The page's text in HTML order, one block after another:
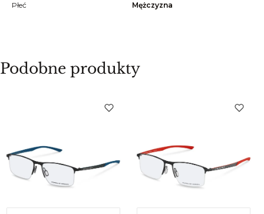
Płeć Mężczyzna
Podobne produkty